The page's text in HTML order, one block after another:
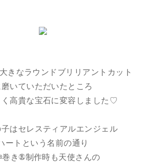
きなラウンドブリリアントカット
いていただいたところ
く高貴な宝石に変容しました♡
はセレスティアルエンジェル
ートという名前の通り
巻き®︎制作時も天使さんの